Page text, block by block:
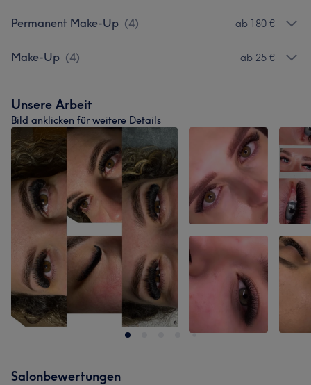
Permanent Make-Up (4) ab 180 €
Make-Up (4) ab 25 €
Unsere Arbeit
Bild anklicken für weitere Details
Salonbewertungen